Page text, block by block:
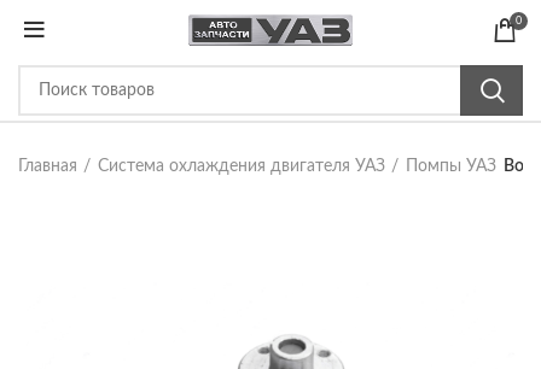
0
Главная Система охлаждения двигателя УАЗ Помпы УАЗ